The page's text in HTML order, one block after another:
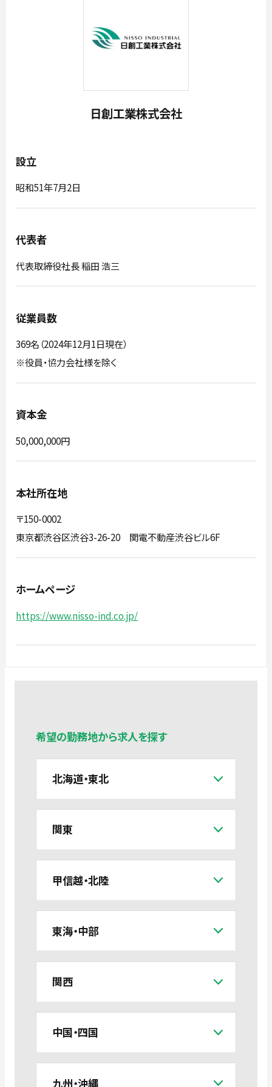
日創工業株式会社
設立
昭和51年7月2日
代表者
代表取締役社長 稲田 浩三
従業員数
369名（2024年12月1日現在）
※役員・協力会社様を除く
資本金
50,000,000円
本社所在地
〒150-0002
東京都渋谷区渋谷3-26-20 関電不動産渋谷ビル6F
ホームページ
https://www.nisso-ind.co.jp/
希望の勤務地から求人を探す
北海道・東北
関東
甲信越・北陸
東海・中部
関西
中国・四国
九州・沖縄